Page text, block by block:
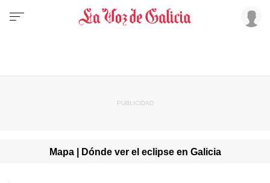
Mapa | Dónde ver el eclipse en Galicia